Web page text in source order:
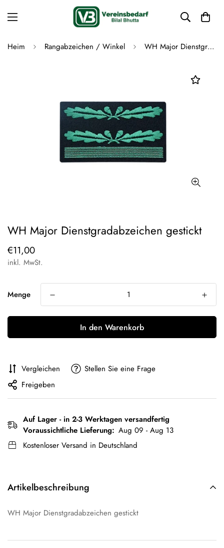
Heim Rangabzeichen / Winkel WH Major Dienstgradabzeichen gestickt
WH Major Dienstgradabzeichen gestickt
Regulärer
Preis
€11,00
inkl. MwSt.
Menge
In den Warenkorb
Vergleichen
Stellen Sie eine Frage
Freigeben
Auf Lager - in 2-3 Werktagen versandfertig
Voraussichtliche Lieferung: Aug 09 - Aug 13
Kostenloser Versand in Deutschland
Artikelbeschreibung
WH Major Dienstgradabzeichen gestickt